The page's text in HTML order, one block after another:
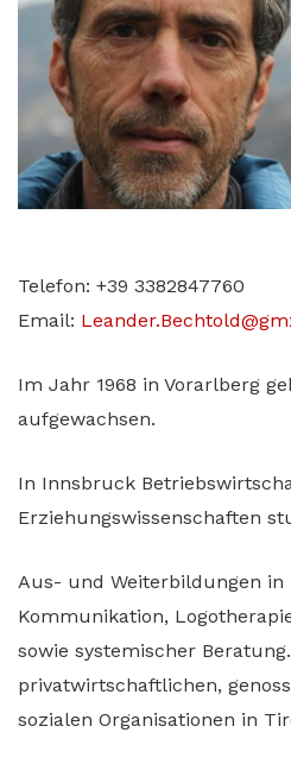
Telefon: +39 3382847760
Email:
Im Jahr 1968 in Vorarlberg
aufgewachsen.
In Innsbruck
Erziehungswissenschaften
Aus- und Weiterbildungen
Kommunikation,
sowie systemischer
privatwirtschaftlichen,
sozialen Organisationen in